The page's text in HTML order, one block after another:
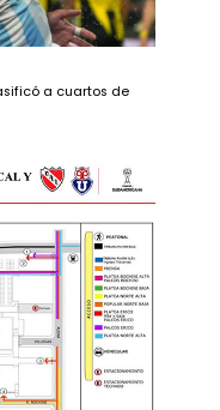
a cuartos de